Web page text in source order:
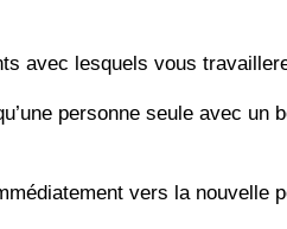
avec lesquels vous
personne seule avec un
vers la nouvelle